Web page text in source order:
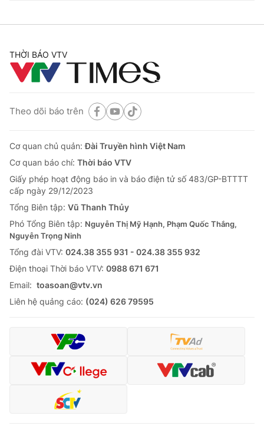
THỜI BÁO VTV
Theo dõi báo trên
Cơ quan chủ quản:Đài Truyền hình Việt Nam
Cơ quan báo chí: Thời báo VTV
Giấy phép hoạt động báo in và báo điện tử số 483/GP-BTTTT
cấp ngày 29/12/2023
Tổng Biên tập: Vũ Thanh Thủy
Phó Tổng Biên tập: Nguyễn Thị Mỹ Hạnh, Phạm Quốc Thắng,
Nguyễn Trọng Ninh
Tổng đài VTV: 024.38 355 931 - 024.38 355 932
Ðiện thoại Thời báo VTV: 0988 671 671
Email: toasoan@vtv.vn
Liên hệ quảng cáo: (024) 626 79595